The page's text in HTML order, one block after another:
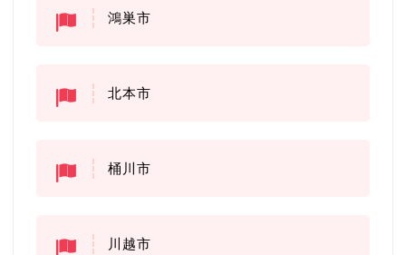
鴻巣市
北本市
桶川市
川越市